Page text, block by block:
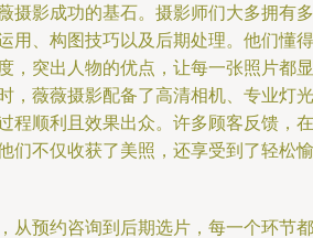
摄影成功的基石。摄影师们大多拥有多
用、构图技巧以及后期处理。他们懂得
，突出人物的优点，让每一张照片都显
，薇薇摄影配备了高清相机、专业灯光
程顺利且效果出众。许多顾客反馈，在
们不仅收获了美照，还享受到了轻松愉
从预约咨询到后期选片，每一个环节都